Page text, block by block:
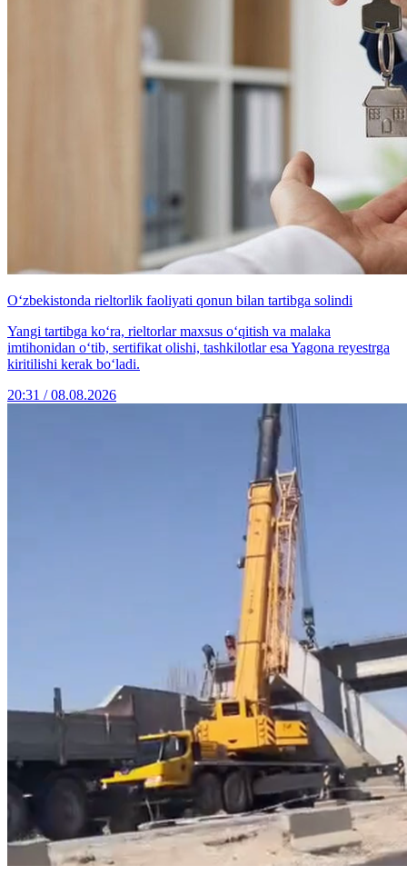
O‘zbekistonda rieltorlik faoliyati qonun bilan tartibga solindi
Yangi tartibga ko‘ra, rieltorlar maxsus o‘qitish va malaka
imtihonidan o‘tib, sertifikat olishi, tashkilotlar esa Yagona reyestrga
kiritilishi kerak bo‘ladi.
20:31 / 08.08.2026